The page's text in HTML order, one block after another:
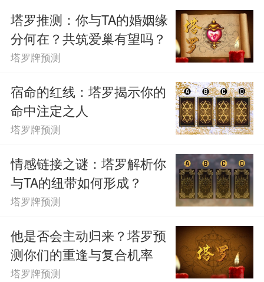
的，原因在于你你的爱人现在处于一种贫
困的、贫穷的、遇到困难以及危机的一个
状态，所以你现在你们现在根本没有太多
的经济以及物质基础去支撑你们好好的生
活下去，更别提怀孕了，估计等到你们的
吧。
塔罗牌D：皇后
皇后这张牌表明如果你近期想怀孕的
话，则可能就会怀上孕，并不需要等多
塔罗推测：你与TA的婚姻缘
分何在？共筑爱巢有望吗？
塔罗牌预测
宿命的红线：塔罗揭示你的
命中注定之人
塔罗牌预测
情感链接之谜：塔罗解析你
与TA的纽带如何形成？
塔罗牌预测
他是否会主动归来？塔罗预
测你们的重逢与复合机率
塔罗牌预测